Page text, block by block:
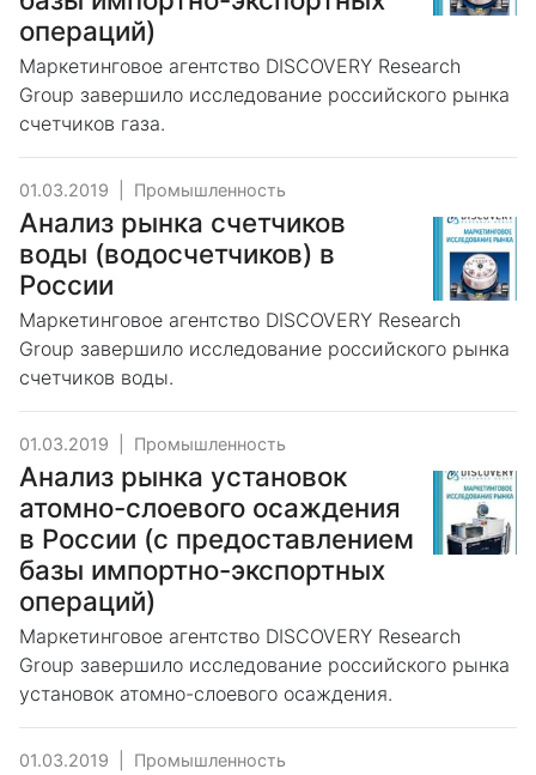
операций)
Маркетинговое агентство DISCOVERY Research
Group завершило исследование российского рынка
счетчиков газа.
01.03.2019 Промышленность
Анализ рынка счетчиков
воды (водосчетчиков) в
России
Маркетинговое агентство DISCOVERY Research
Group завершило исследование российского рынка
счетчиков воды.
01.03.2019 Промышленность
Анализ рынка установок
атомно-слоевого осаждения
в России (с предоставлением
базы импортно-экспортных
операций)
Маркетинговое агентство DISCOVERY Research
Group завершило исследование российского рынка
установок атомно-слоевого осаждения.
01.03.2019 Промышленность